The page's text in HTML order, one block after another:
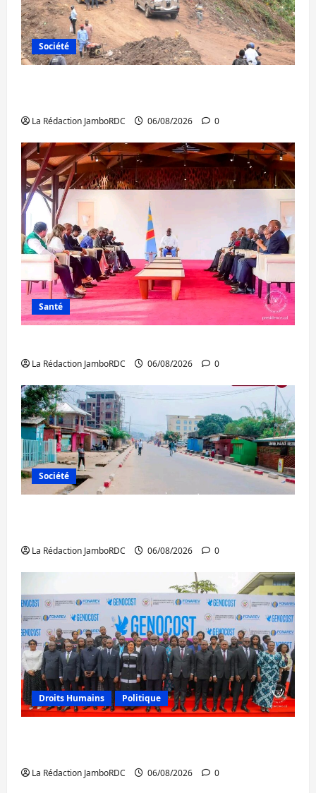
Société
La Rédaction JamboRDC 06/08/2026 0
Santé
La Rédaction JamboRDC 06/08/2026 0
Société
La Rédaction JamboRDC 06/08/2026 0
Droits Humains Politique
La Rédaction JamboRDC 06/08/2026 0